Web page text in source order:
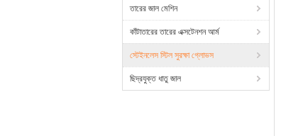
তারের জাল মেশিন
কাঁটাতারের তারের এক্সটেনশন আর্ম
স্টেইনলেস স্টিল সুরক্ষা গ্লোভস
ছিদ্রযুক্ত ধাতু জাল